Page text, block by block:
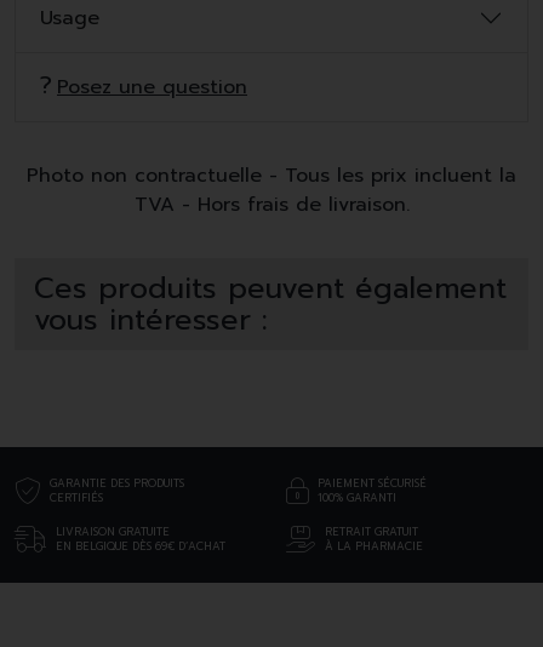
Usage
Posez une question
Photo non contractuelle - Tous les prix incluent la
TVA - Hors frais de livraison.
Ces produits peuvent également
vous intéresser :
GARANTIE DES PRODUITS
CERTIFIÉS
PAIEMENT SÉCURISÉ
100% GARANTI
LIVRAISON GRATUITE
EN BELGIQUE DÈS 69€ D’ACHAT
RETRAIT GRATUIT
À LA PHARMACIE